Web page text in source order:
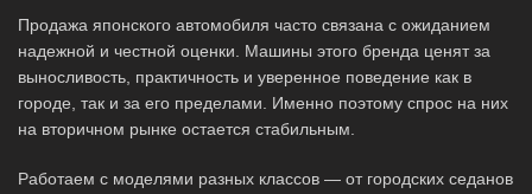
Продажа японского автомобиля часто связана с ожиданием
надежной и честной оценки. Машины этого бренда ценят за
выносливость, практичность и уверенное поведение как в
городе, так и за его пределами. Именно поэтому спрос на них
на вторичном рынке остается стабильным.
Работаем с моделями разных классов — от городских седанов